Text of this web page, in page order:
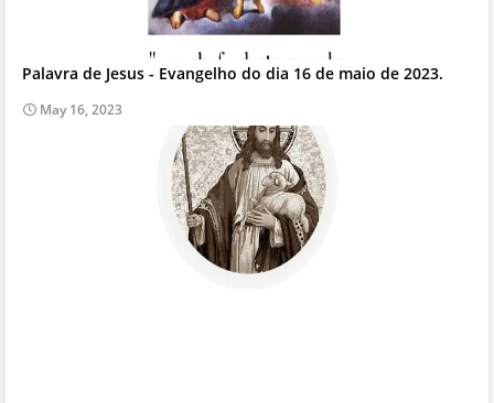
Palavra de Jesus - Evangelho do dia 16 de maio de 2023.
May 16, 2023